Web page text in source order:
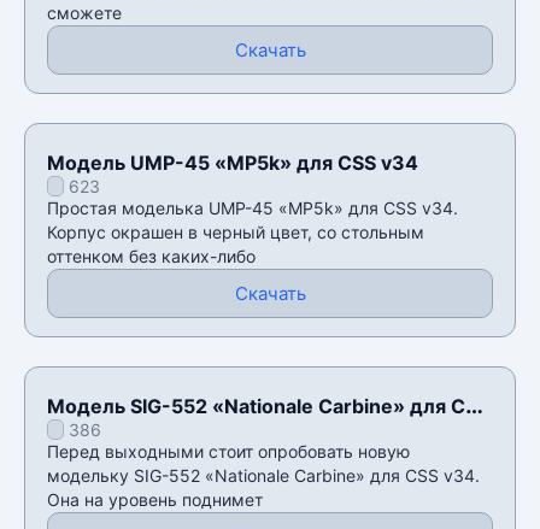
сможете
Скачать
Модель UMP-45 «MP5k» для CSS v34
623
Простая моделька UMP-45 «MP5k» для CSS v34.
Корпус окрашен в черный цвет, со стольным
оттенком без каких-либо
Скачать
Модель SIG-552 «Nationale Carbine» для CSS
v34386
Перед выходными стоит опробовать новую
модельку SIG-552 «Nationale Carbine» для CSS v34.
Она на уровень поднимет